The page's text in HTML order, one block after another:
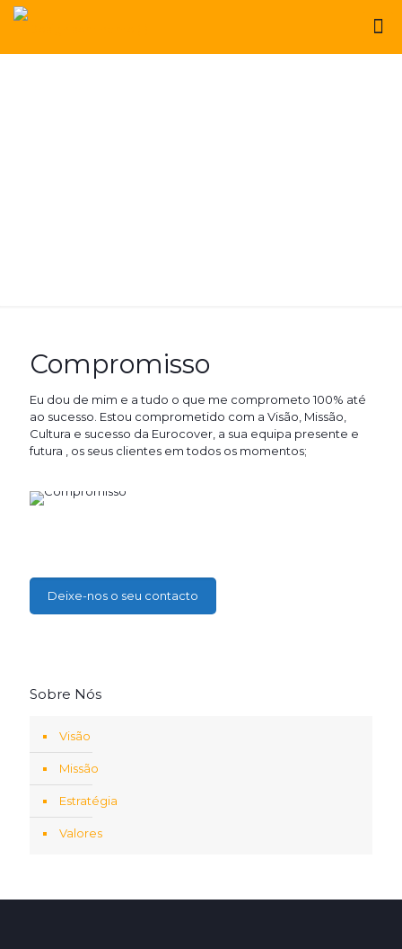
Compromisso
Eu dou de mim e a tudo o que me comprometo 100% até
ao sucesso. Estou comprometido com a Visão, Missão,
Cultura e sucesso da Eurocover, a sua equipa presente e
futura , os seus clientes em todos os momentos;
Deixe-nos o seu contacto
Sobre Nós
Visão
Missão
Estratégia
Valores